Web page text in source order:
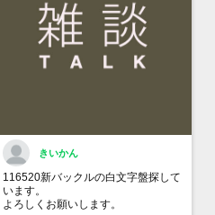
きいかん
116520新バックルの白文字盤探して
います。
よろしくお願いします。